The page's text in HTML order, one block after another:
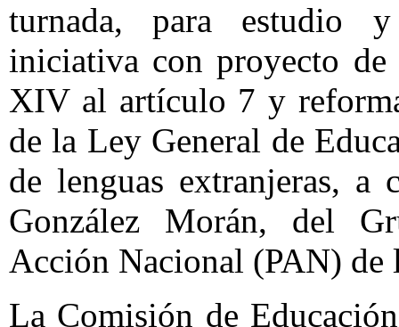
turnada, para estudio
iniciativa con proyecto
XIV al artículo 7 y
de la Ley General de
de lenguas extranjeras, a
González Morán, del
Acción Nacional (PAN)
La Comisión de